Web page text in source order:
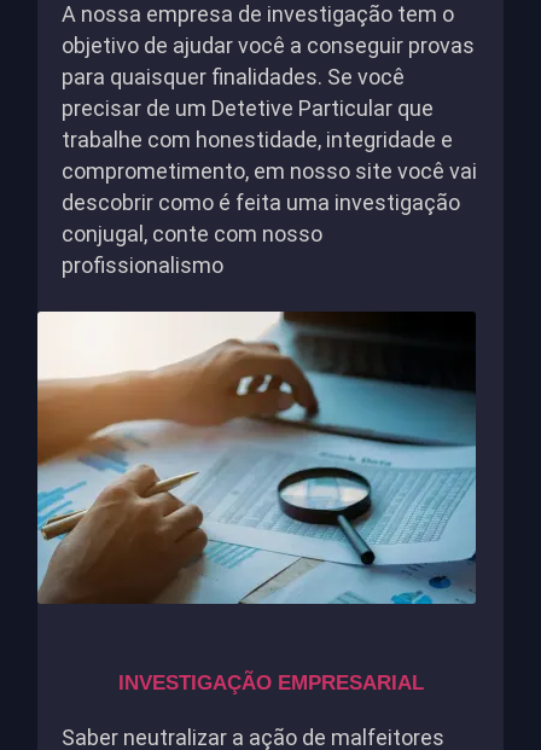
A nossa empresa de investigação tem o
objetivo de ajudar você a conseguir provas
para quaisquer finalidades. Se você
precisar de um Detetive Particular que
trabalhe com honestidade, integridade e
comprometimento, em nosso site você vai
descobrir como é feita uma investigação
conjugal, conte com nosso
profissionalismo
INVESTIGAÇÃO EMPRESARIAL
Saber neutralizar a ação de malfeitores